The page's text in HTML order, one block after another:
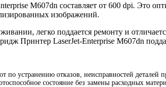
M607dn составляет от 600 dpi. Это
изображений.
легко поддается ремонту и
Принтер LaserJet-Enterprise M607dn
устранению отказов, неисправностей
состояние без замены расходных